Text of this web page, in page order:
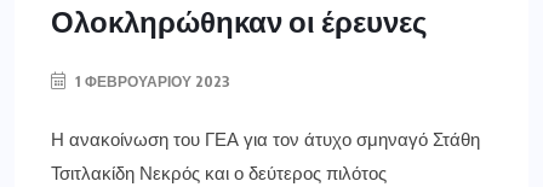
Ολοκληρώθηκαν οι έρευνες
1 ΦΕΒΡΟΥΑΡΊΟΥ 2023
Η ανακοίνωση του ΓΕΑ για τον άτυχο σμηναγό Στάθη
Τσιτλακίδη Νεκρός και ο δεύτερος πιλότος